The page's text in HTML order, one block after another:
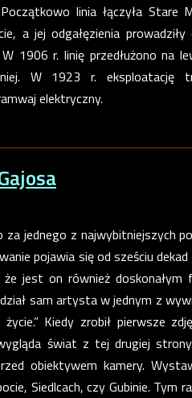
linia łączyła Stare
a jej odgałęzienia
1906 r. linię przedłużono na
W 1923 r. eksploatację
elektryczny.
za jednego z najwybitniejszych
pojawia się od sześciu
jest on również
sam artysta w jednym z
Kiedy zrobił pierwsze
świat z tej drugiej
obiektywem kamery.
Siedlcach, czy Gubinie. Tym